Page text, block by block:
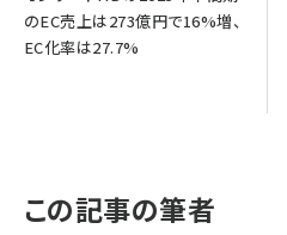
のEC売上は273億円で16%増、
EC化率は27.7%
この記事の筆者